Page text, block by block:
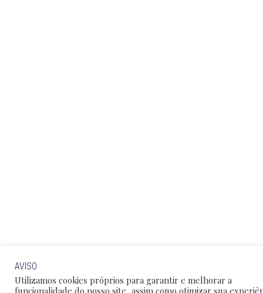
AVISO
Utilizamos cookies próprios para garantir e melhorar a
funcionalidade do nosso site, assim como otimizar sua